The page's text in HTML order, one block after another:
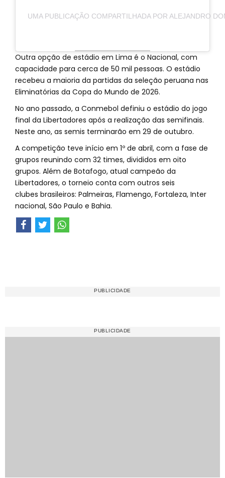
UMA PUBLICAÇÃO COMPARTILHADA POR ALEJANDRO
Outra opção de estádio em Lima é o Nacional, com
capacidade para cerca de 50 mil pessoas. O estádio
recebeu a maioria da partidas da seleção peruana nas
Eliminatórias da Copa do Mundo de 2026.
No ano passado, a Conmebol definiu o estádio do jogo
final da Libertadores após a realização das semifinais.
Neste ano, as semis terminarão em 29 de outubro.
A competição teve início em 1º de abril, com a fase de
grupos reunindo com 32 times, divididos em oito
grupos. Além de Botafogo, atual campeão da
Libertadores, o torneio conta com outros seis
clubes brasileiros: Palmeiras, Flamengo, Fortaleza, Inter
nacional, São Paulo e Bahia.